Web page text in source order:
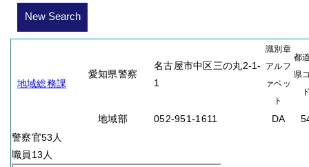
New Search
地域総務課
愛知県警察
名古屋市中区三の丸2-1-
1
識別章
アルフ
ァベッ
ト
都
県
地域部 052-951-1611 DA
警察官53人
職員13人